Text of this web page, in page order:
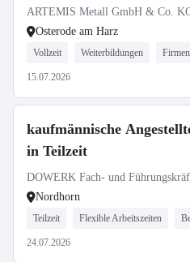
ARTEMIS Metall GmbH & Co.
Osterode am Harz
Vollzeit Weiterbildungen
15.07.2026
kaufmännische
in Teilzeit
DOWERK Fach- und
Nordhorn
Teilzeit Flexible Arbeitszeiten
24.07.2026